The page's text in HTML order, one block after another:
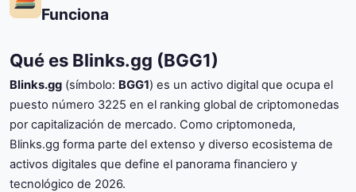
Funciona
Qué es Blinks.gg (BGG1)
Blinks.gg (símbolo: BGG1) es un activo digital que ocupa el
puesto número 3225 en el ranking global de criptomonedas
por capitalización de mercado. Como criptomoneda,
Blinks.gg forma parte del extenso y diverso ecosistema de
activos digitales que define el panorama financiero y
tecnológico de 2026.